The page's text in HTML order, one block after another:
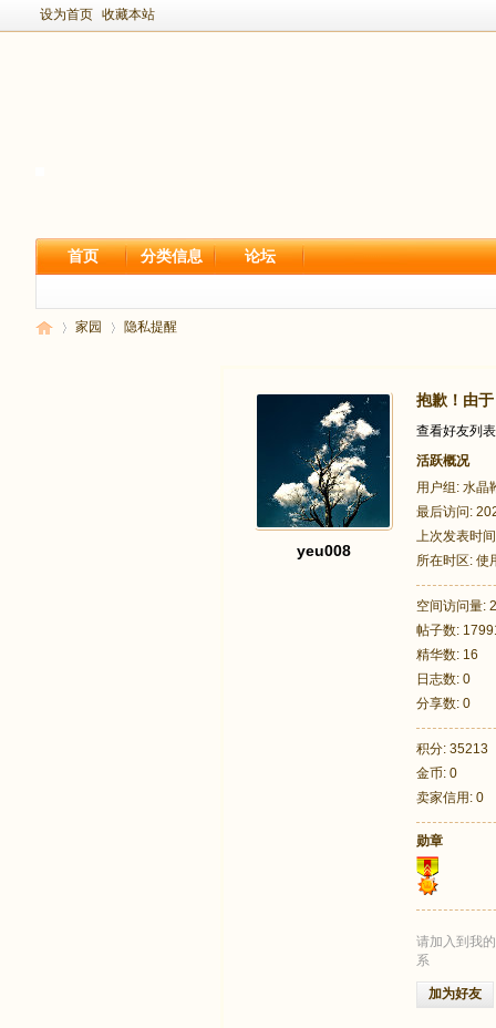
设为首页 收藏本站
首页 分类信息 论坛
家园 隐私提醒
yeu008
抱歉！由
查看好友列表
活跃概况
用户组: 水晶
最后访问:
上次发表时
所在时区: 使
空间访问量:
帖子数:
精华数: 16
日志数: 0
分享数: 0
积分: 35213
金币: 0
卖家信用: 0
勋章
请加入到我
系
加为好友